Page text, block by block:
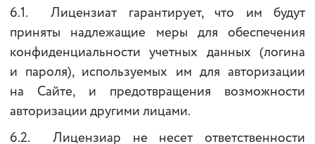
6.1. Лицензиат гарантирует, что им будут
приняты надлежащие меры для обеспечения
конфиденциальности учетных данных (логина
и пароля), используемых им для авторизации
на Сайте, и предотвращения возможности
авторизации другими лицами.
6.2. Лицензиар не несет ответственности